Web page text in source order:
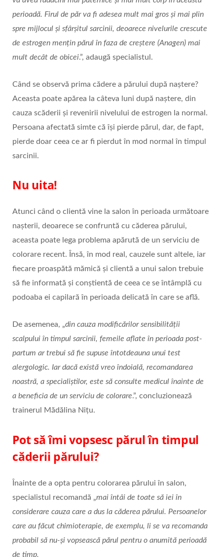
perioadă. Firul de păr va fi adesea mult mai gros și mai plin
spre mijlocul și sfârșitul sarcinii, deoarece nivelurile crescute
de estrogen mențin părul în faza de creștere (Anagen) mai
mult decât de obicei.”, adaugă specialistul.
Când se observă prima cădere a părului după naștere?
Aceasta poate apărea la câteva luni după naștere, din
cauza scăderii și revenirii nivelului de estrogen la normal.
Persoana afectată simte că își pierde părul, dar, de fapt,
pierde doar ceea ce ar fi pierdut în mod normal în timpul
sarcinii.
Nu uita!
Atunci când o clientă vine la salon în perioada următoare
nașterii, deoarece se confruntă cu căderea părului,
aceasta poate lega problema apărută de un serviciu de
colorare recent. Însă, în mod real, cauzele sunt altele, iar
fiecare proaspătă mămică și clientă a unui salon trebuie
să fie informată și conștientă de ceea ce se întâmplă cu
podoaba ei capilară în perioada delicată în care se află.
De asemenea, „din cauza modificărilor sensibilității
scalpului în timpul sarcinii, femeile aflate în perioada post-
partum ar trebui să fie supuse întotdeauna unui test
alergologic. Iar dacă există vreo îndoială, recomandarea
noastră, a specialiștilor, este să consulte medicul înainte de
a beneficia de un serviciu de colorare.”, concluzionează
trainerul Mădălina Nițu.
Pot să îmi vopsesc părul în timpul
căderii părului?
Înainte de a opta pentru colorarea părului în salon,
specialistul recomandă „mai întâi de toate să iei în
considerare cauza care a dus la căderea părului. Persoanelor
care au făcut chimioterapie, de exemplu, li se va recomanda
probabil să nu-și vopsească părul pentru o anumită perioadă
de timp.